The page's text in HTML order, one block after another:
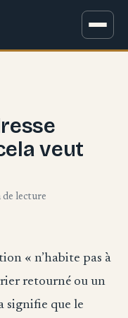
veut
de lecture
« n’habite pas à
retourné ou un
signifie que le